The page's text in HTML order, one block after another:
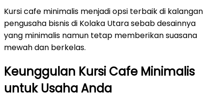
Kursi cafe minimalis menjadi opsi terbaik di kalangan
pengusaha bisnis di Kolaka Utara sebab desainnya
yang minimalis namun tetap memberikan suasana
mewah dan berkelas.
Keunggulan Kursi Cafe Minimalis
untuk Usaha Anda